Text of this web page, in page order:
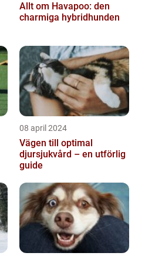
Allt om Havapoo: den
charmiga hybridhunden
08 april 2024
Vägen till optimal
djursjukvård – en utförlig
guide